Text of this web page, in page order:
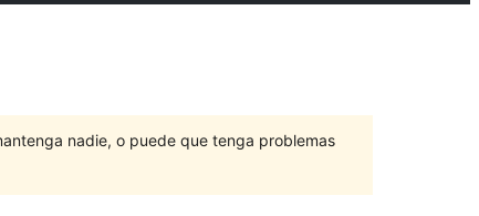
nadie, o puede que tenga problemas